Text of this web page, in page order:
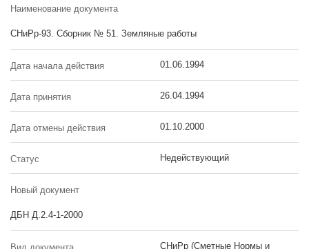
Наименование документа
СНиРр-93. Сборник № 51. Земляные работы
Дата начала действия 01.06.1994
Дата принятия 26.04.1994
Дата отмены действия 01.10.2000
Статус Недействующий
Новый документ
ДБН Д.2.4-1-2000
СНиРр (Сметные Нормы и